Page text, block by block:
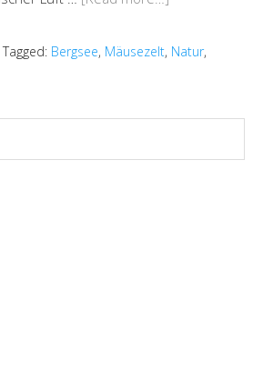
Tagged: Bergsee, Mäusezelt, Natur,